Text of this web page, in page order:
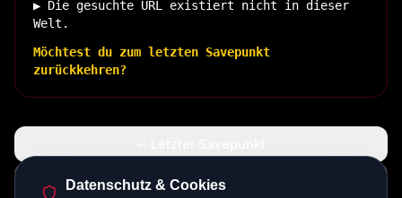
▶ Die gesuchte URL existiert nicht in dieser
Welt.
Möchtest du zum letzten Savepunkt
zurückkehren?
🏠 Zurück zur Basis
Datenschutz & Cookies